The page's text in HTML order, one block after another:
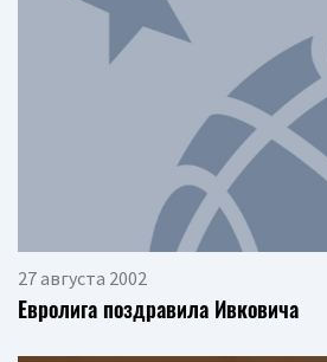
27 августа 2002
Евролига поздравила Ивковича